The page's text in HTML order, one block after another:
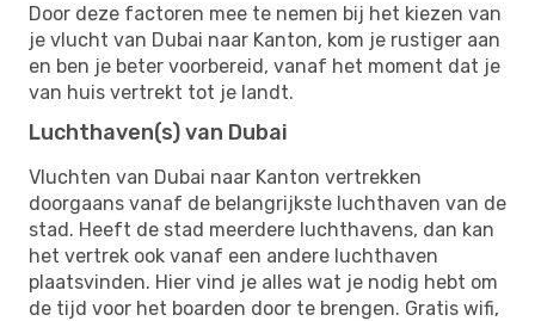
Door deze factoren mee te nemen bij het kiezen van
je vlucht van Dubai naar Kanton, kom je rustiger aan
en ben je beter voorbereid, vanaf het moment dat je
van huis vertrekt tot je landt.
Luchthaven(s) van Dubai
Vluchten van Dubai naar Kanton vertrekken
doorgaans vanaf de belangrijkste luchthaven van de
stad. Heeft de stad meerdere luchthavens, dan kan
het vertrek ook vanaf een andere luchthaven
plaatsvinden. Hier vind je alles wat je nodig hebt om
de tijd voor het boarden door te brengen. Gratis wifi,